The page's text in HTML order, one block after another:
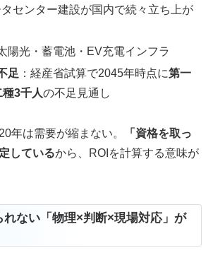
タセンター建設が国内で続々立ち上が
陽光・蓄電池・EV充電インフラ
足 ：経産省試算で2045年時点に第一
種3千人の不足見通し
年は需要が縮まない。
「資格を取っ
しているから、ROIを計算する意味が
ない「物理×判断×現場対応」が